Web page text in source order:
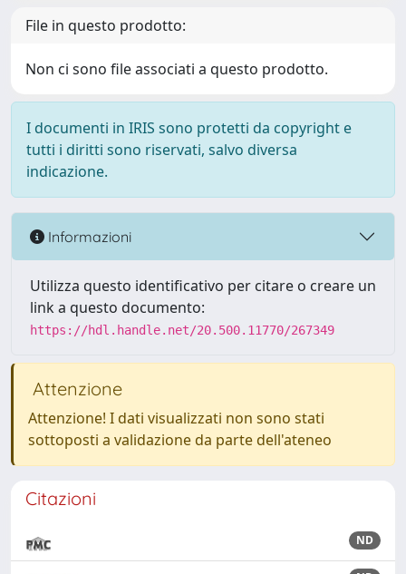
File in questo prodotto:
Non ci sono file associati a questo prodotto.
I documenti in IRIS sono protetti da copyright e
tutti i diritti sono riservati, salvo diversa
indicazione.
Informazioni
Utilizza questo identificativo per citare o creare un
link a questo documento:
https://hdl.handle.net/20.500.11770/267349
Attenzione
Attenzione! I dati visualizzati non sono stati
sottoposti a validazione da parte dell'ateneo
Citazioni
ND